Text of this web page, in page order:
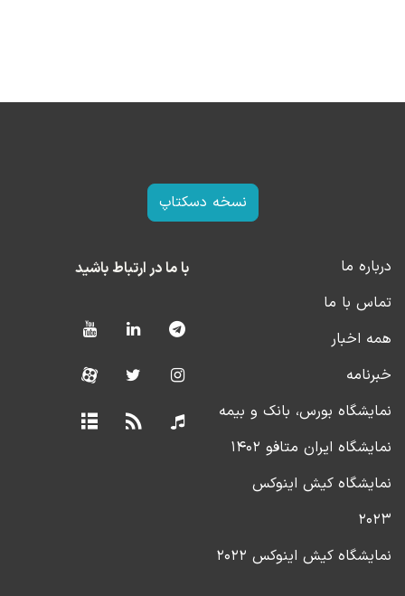
نسخه دسکتاپ
درباره ما
تماس با ما
همه اخبار
خبرنامه
نمایشگاه بورس، بانک و بیمه
نمایشگاه ایران متافو ۱۴۰۲
نمایشگاه کیش اینوکس
۲۰۲۳
نمایشگاه کیش اینوکس ۲۰۲۲
با ما در ارتباط باشید